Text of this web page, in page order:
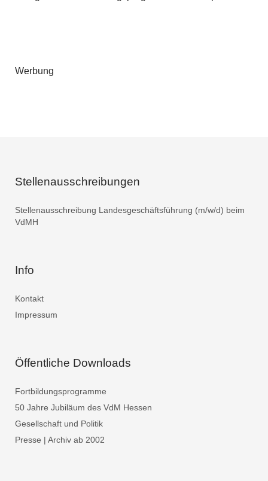
Werbung
Stellenausschreibungen
Stellenausschreibung Landesgeschäftsführung (m/w/d) beim
VdMH
Info
Kontakt
Impressum
Öffentliche Downloads
Fortbildungsprogramme
50 Jahre Jubiläum des VdM Hessen
Gesellschaft und Politik
Presse | Archiv ab 2002